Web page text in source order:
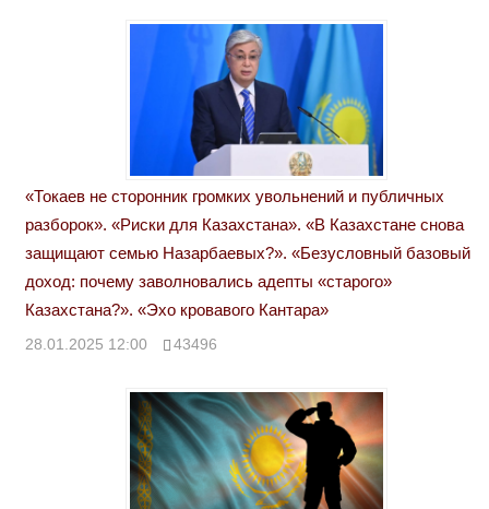
«Токаев не сторонник громких увольнений и публичных
разборок». «Риски для Казахстана». «В Казахстане снова
защищают семью Назарбаевых?». «Безусловный базовый
доход: почему заволновались адепты «старого»
Казахстана?». «Эхо кровавого Кантара»
28.01.2025 12:00 43496